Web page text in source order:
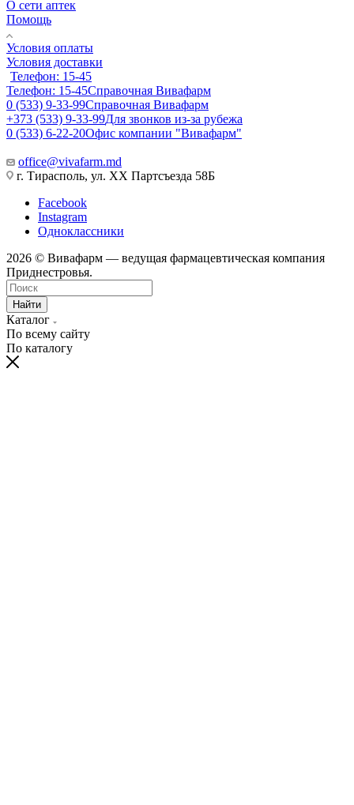
О сети аптек
Помощь
Условия оплаты
Условия доставки
Телефон: 15-45
Телефон: 15-45Справочная Вивафарм
0 (533) 9-33-99Справочная Вивафарм
+373 (533) 9-33-99Для звонков из-за рубежа
0 (533) 6-22-20Офис компании "Вивафарм"
office@vivafarm.md
г. Тирасполь, ул. ХХ Партсъезда 58Б
Facebook
Instagram
Одноклассники
2026 © Вивафарм — ведущая фармацевтическая компания
Приднестровья.
Найти
Каталог
По всему сайту
По каталогу